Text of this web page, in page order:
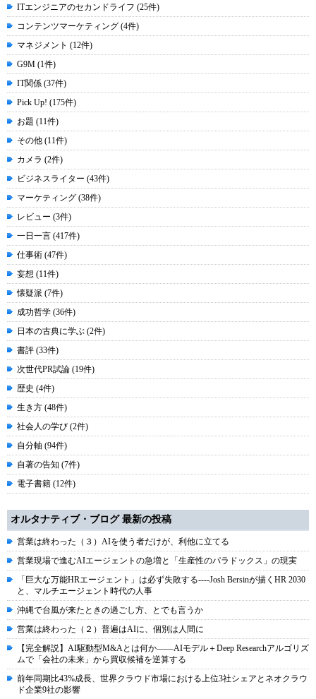
ITエンジニアのセカンドライフ (25件)
コンテンツマーケティング (4件)
マネジメント (12件)
G9M (1件)
IT関係 (37件)
Pick Up! (175件)
お題 (11件)
その他 (11件)
カメラ (2件)
ビジネスライター (43件)
マーケティング (38件)
レビュー (3件)
一日一言 (417件)
仕事術 (47件)
妄想 (11件)
懐疑派 (7件)
成功哲学 (36件)
日本の古典に学ぶ (2件)
書評 (33件)
次世代PR試論 (19件)
歴史 (4件)
生き方 (48件)
社会人の学び (2件)
自分軸 (94件)
自著の告知 (7件)
電子書籍 (12件)
オルタナティブ・ブログ 最新の投稿
営業は終わった（３）AIを使う者だけが、利他に立てる
営業現場で進むAIエージェントの急増と「生産性のパラドックス」の現実
「巨大な万能HRエージェント」は必ず失敗する----Josh Bersinが描くHR 2030
と、マルチエージェント時代の人事
沖縄で台風が来たときの過ごし方、とでも言うか
営業は終わった（２）普遍はAIに、個別は人間に
【完全解説】AI駆動型M&Aとは何か――AIモデル＋Deep Researchアルゴリズ
ムで「会社の未来」から買収候補を逆算する
前年同期比43%成長、世界クラウド市場における上位3社シェアとネオクラウ
ド企業9社の影響